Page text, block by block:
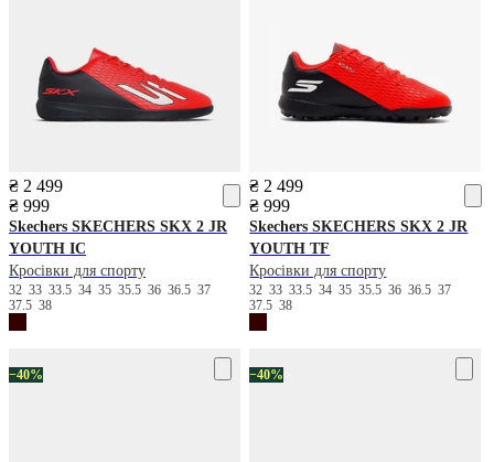
₴ 2 499
₴ 999
Skechers SKECHERS SKX 2 JR
YOUTH IC
Кросівки для спорту
32 33 33.5 34 35 35.5 36 36.5 37
37.5 38
₴ 2 499
₴ 999
Skechers SKECHERS SKX 2 JR
YOUTH TF
Кросівки для спорту
323333.5343535.53636.537
37.538
−40% −40%